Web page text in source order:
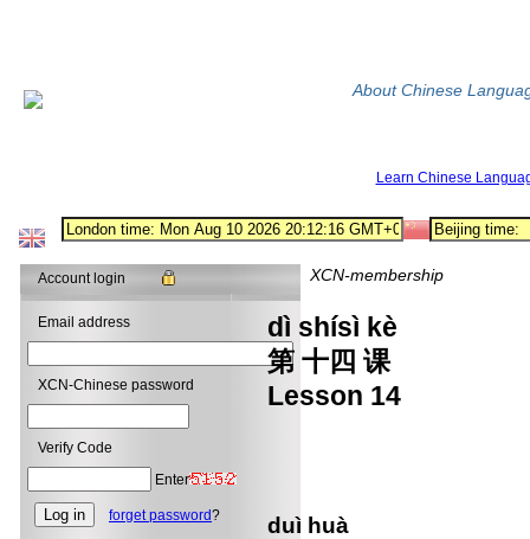
About Chinese
Learn Chinese
Account login
Email address
XCN-Chinese password
Verify Code
Enter
forget password?
XCN-membership
dì shísì kè
第 十四 课
Lesson 14
duì huà